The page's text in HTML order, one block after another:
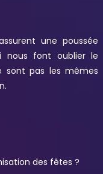
une poussée
nous font oublier le
sont pas les mêmes
des fêtes ?